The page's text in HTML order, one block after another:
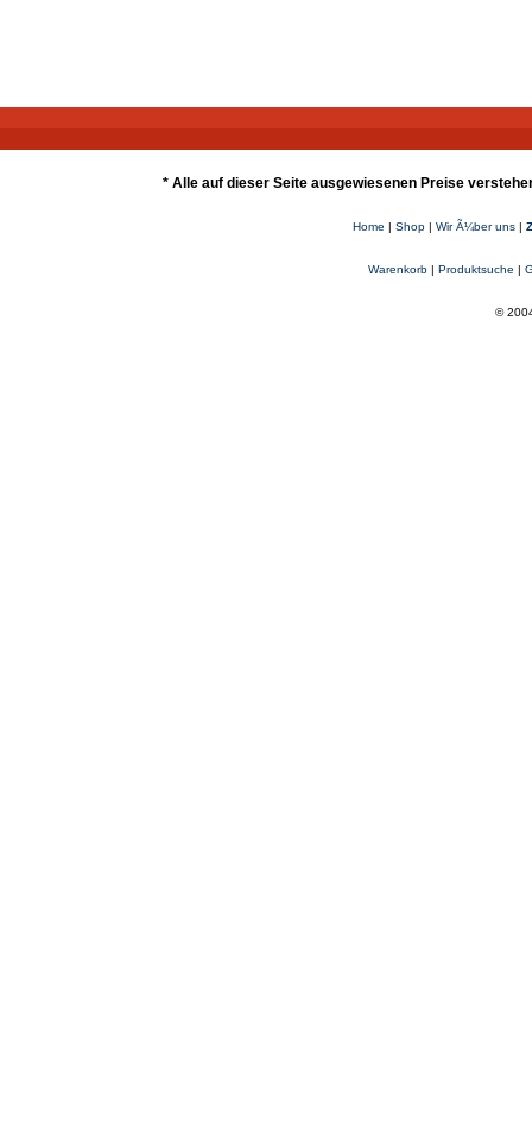
* Alle auf dieser Seite ausgewiesenen Preise
Home | Shop| Wir Ã¼ber uns|
Warenkorb| Produktsuche |
©